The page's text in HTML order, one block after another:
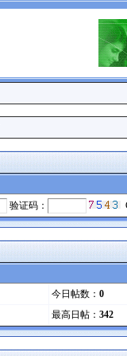
验证码：
今日帖数： 0
最高日帖： 342